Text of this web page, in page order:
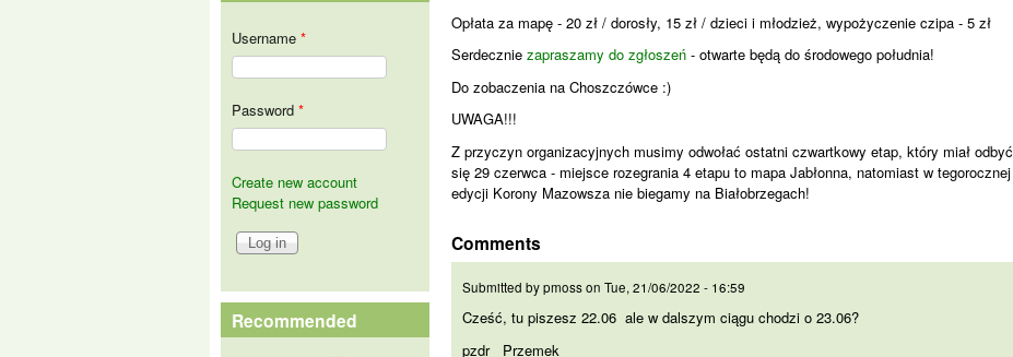
Opłata za mapę - 20 zł / dorosły, 15 zł / dzieci i młodzież, wypożyczenie czipa - 5 zł
Serdeczniezapraszamy do zgłoszeń - otwarte będą do środowego południa!
Do zobaczenia na Choszczówce :)
UWAGA!!!
Z przyczyn organizacyjnych musimy odwołać ostatni czwartkowy etap, który miał odbyć
się 29 czerwca - miejsce rozegrania 4 etapu to mapa Jabłonna, natomiast w tegorocznej
edycji Korony Mazowsza nie biegamy na Białobrzegach!
Comments
Cześć, tu piszesz 22.06 ale
Submitted bypmossonTue, 21/06/2022 - 16:59
Cześć, tu piszesz 22.06 ale w dalszym ciągu chodzi o 23.06?
pzdr Przemek
Username *
Password *
Create new account
Request new password
Recommended